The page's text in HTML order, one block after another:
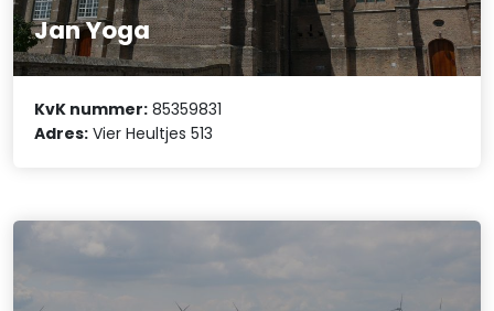
Jan Yoga
KvK nummer: 85359831
Adres: Vier Heultjes 513